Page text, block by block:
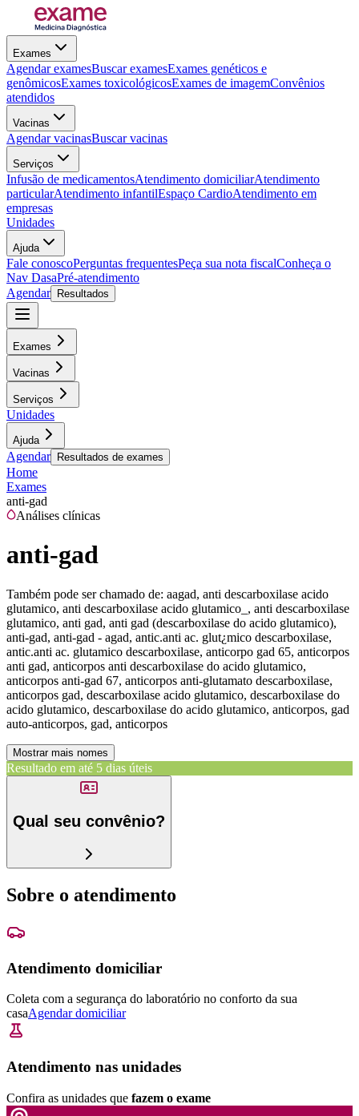
Exames
Agendar examesBuscar examesExames genéticos e
genômicosExames toxicológicosExames de imagemConvênios
atendidos
Vacinas
Agendar vacinasBuscar vacinas
Serviços
Infusão de medicamentosAtendimento domiciliarAtendimento
particularAtendimento infantilEspaço CardioAtendimento em
empresas
Unidades
Ajuda
Fale conoscoPerguntas frequentesPeça sua nota fiscalConheça o
Nav DasaPré-atendimento
Agendar
Resultados
Exames
Vacinas
Serviços
Unidades
Ajuda
Agendar Resultados de exames
Home
Exames
anti-gad
Análises clínicas
anti-gad
Também pode ser chamado de: aagad, anti descarboxilase acido
glutamico, anti descarboxilase acido glutamico_, anti descarboxilase
glutamico, anti gad, anti gad (descarboxilase do acido glutamico),
anti-gad, anti-gad - agad, antic.anti ac. glut¿mico descarboxilase,
antic.anti ac. glutamico descarboxilase, anticorpo gad 65, anticorpos
anti gad, anticorpos anti descarboxilase do acido glutamico,
anticorpos anti-gad 67, anticorpos anti-glutamato descarboxilase,
anticorpos gad, descarboxilase acido glutamico, descarboxilase do
acido glutamico, descarboxilase do acido glutamico, anticorpos, gad
auto-anticorpos, gad, anticorpos
Mostrar mais nomes
Resultado em até 5 dias úteis
Qual seu convênio?
Sobre o atendimento
Atendimento domiciliar
Coleta com a segurança do laboratório no conforto da sua
casaAgendar domiciliar
Atendimento nas unidades
Confira as unidades que fazem o exame